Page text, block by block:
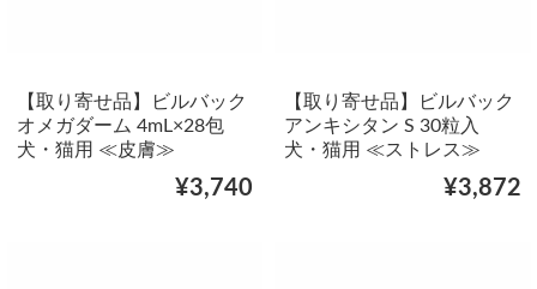
【取り寄せ品】ビルバック
オメガダーム 4mL×28包
犬・猫用 ≪皮膚≫
¥3,740
【取り寄せ品】ビルバック
アンキシタン S 30粒入
犬・猫用 ≪ストレス≫
¥3,872